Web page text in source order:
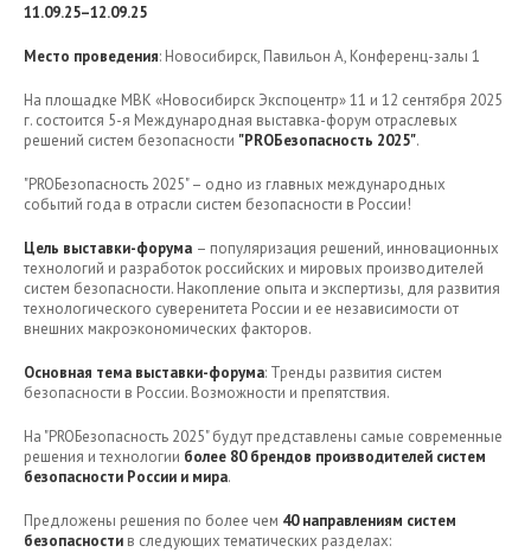
11.09.25–12.09.25
Место проведения: Новосибирск, Павильон А, Конференц-залы 1
На площадке МВК «Новосибирск Экспоцентр» 11 и 12 сентября 2025
г. состоится 5-я Международная выставка-форум отраслевых
решений систем безопасности "PROБезопасность 2025".
"PROБезопасность 2025" – одно из главных международных
событий года в отрасли систем безопасности в России!
Цель выставки-форума – популяризация решений, инновационных
технологий и разработок российских и мировых производителей
систем безопасности. Накопление опыта и экспертизы, для развития
технологического суверенитета России и ее независимости от
внешних макроэкономических факторов.
Основная тема выставки-форума: Тренды развития систем
безопасности в России. Возможности и препятствия.
На "PROБезопасность 2025" будут представлены самые современные
решения и технологии более 80 брендов производителей систем
безопасности России и мира.
Предложены решения по более чем 40 направлениям систем
безопасности в следующих тематических разделах: